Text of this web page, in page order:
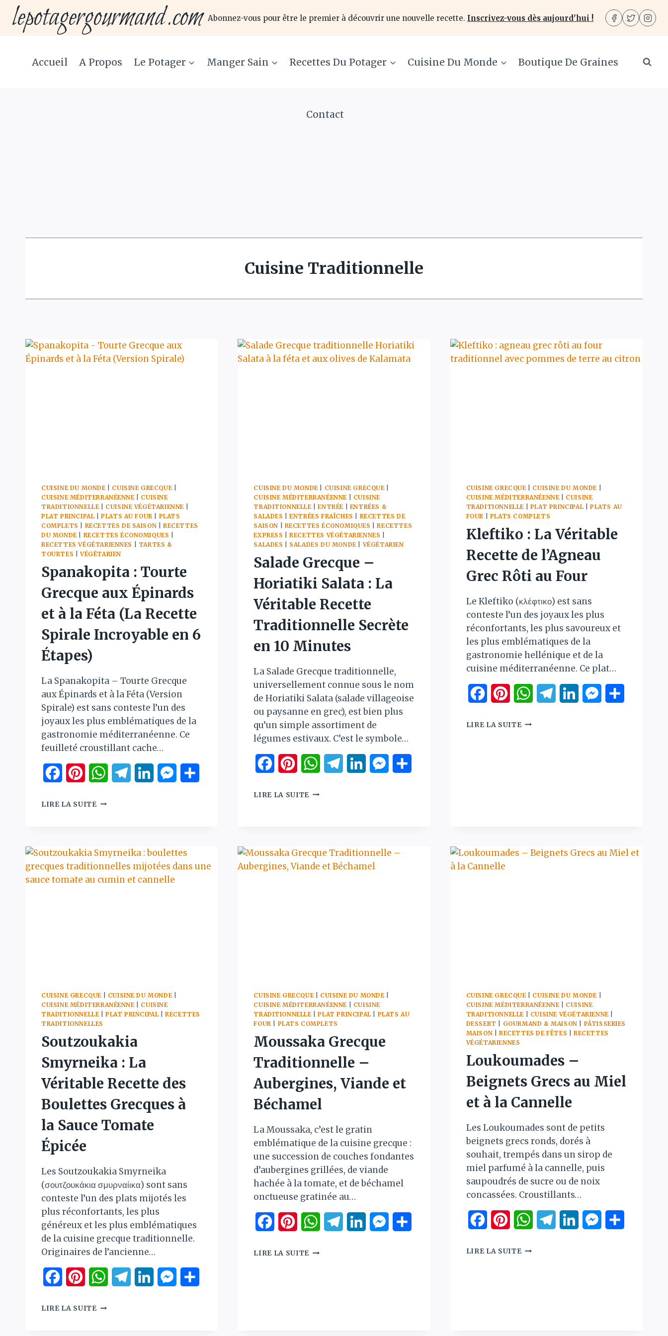
Aller
contenu
lepotagergourmand.com Abonnez-vous pour être le premier à découvrir une nouvelle recette. Inscrivez-vous dès aujourd'hui !
Accueil A Propos Le Potager Manger Sain Recettes Du Potager Cuisine Du Monde Boutique De Graines
Contact
Cuisine Traditionnelle
CUISINE DU MONDE| CUISINE GRECQUE|
CUISINE MÉDITERRANÉENNE| CUISINE
TRADITIONNELLE| CUISINE VÉGÉTARIENNE
PLAT PRINCIPAL |PLATS AU FOUR
PLATS
COMPLETS
RECETTES DE SAISON |RECETTES
DU MONDE| RECETTES ÉCONOMIQUES
RECETTES VÉGÉTARIENNES
TARTES &
TOURTES |VÉGÉTARIEN
Spanakopita : Tourte
Grecque aux Épinards
et à la Féta (La Recette
Spirale Incroyable en 6
Étapes)
La Spanakopita – Tourte Grecque
aux Épinards et à la Féta (Version
Spirale) est sans conteste l’un des
joyaux les plus emblématiques de la
gastronomie méditerranéenne. Ce
feuilleté croustillant cache…
FacebookPinterestWhatsAppTelegramLinkedInMessenger
LIRE LA SUITESPANAKOPITA
ÉPINARDS
ET
LA
CUISINE DU MONDE| CUISINE GRECQUE|
CUISINE MÉDITERRANÉENNE
CUISINE
TRADITIONNELLE|ENTRÉE
ENTRÉES &
SALADES |ENTRÉES FRAÎCHES
RECETTES DE
SAISON
RECETTES ÉCONOMIQUES |RECETTES
EXPRESS |RECETTES VÉGÉTARIENNES
SALADES
SALADES DU MONDE|VÉGÉTARIEN
Salade Grecque –
Horiatiki Salata : La
Véritable Recette
Traditionnelle Secrète
en 10 Minutes
La Salade Grecque traditionnelle,
universellement connue sous le nom
de Horiatiki Salata (salade villageoise
ou paysanne en grec), est bien plus
qu’un simple assortiment de
légumes estivaux. C’est le symbole…
FacebookPinterestWhatsAppTelegramLinkedInMessenger
LIRE LA SUITE SALADE
LA
VÉRITABLE
CUISINE GRECQUE| CUISINE DU MONDE|
CUISINE MÉDITERRANÉENNE| CUISINE
TRADITIONNELLE
PLAT PRINCIPAL
PLATS AU
FOUR
PLATS COMPLETS
Kleftiko : La Véritable
Recette de l’Agneau
Grec Rôti au Four
Le Kleftiko (κλέφτικο) est sans
conteste l’un des joyaux les plus
réconfortants, les plus savoureux et
les plus emblématiques de la
gastronomie hellénique et de la
cuisine méditerranéenne. Ce plat…
FacebookPinterestWhatsAppTelegramLinkedInMessenger
LIRE LA SUITEKLEFTIKO
CUISINE GRECQUE| CUISINE DU MONDE|
CUISINE MÉDITERRANÉENNE| CUISINE
TRADITIONNELLE|PLAT PRINCIPAL |RECETTES
TRADITIONNELLES
Soutzoukakia
Smyrneika : La
Véritable Recette des
Boulettes Grecques à
la Sauce Tomate
Épicée
Les Soutzoukakia Smyrneika
(σουτζουκάκια σμυρναίικα) sont sans
conteste l’un des plats mijotés les
plus réconfortants, les plus
généreux et les plus emblématiques
de la cuisine grecque traditionnelle.
Originaires de l’ancienne…
FacebookPinterestWhatsAppTelegramLinkedInMessenger
LIRE LA SUITESOUTZOUKAKIA
CUISINE GRECQUE| CUISINE DU MONDE|
CUISINE MÉDITERRANÉENNE
CUISINE
TRADITIONNELLE|PLAT PRINCIPAL
PLATS AU
FOUR
PLATS COMPLETS
Moussaka Grecque
Traditionnelle –
Aubergines, Viande et
Béchamel
La Moussaka, c’est le gratin
emblématique de la cuisine grecque :
une succession de couches fondantes
d’aubergines grillées, de viande
hachée à la tomate, et de béchamel
onctueuse gratinée au…
FacebookPinterestWhatsAppTelegramLinkedInMessenger
LIRE LA SUITE MOUSSAKA
CUISINE GRECQUE| CUISINE DU MONDE|
CUISINE MÉDITERRANÉENNE| CUISINE
TRADITIONNELLE
CUISINE VÉGÉTARIENNE|
DESSERT
GOURMAND & MAISON
PÂTISSERIES
MAISON |RECETTES DE FÊTES
RECETTES
VÉGÉTARIENNES
Loukoumades –
Beignets Grecs au Miel
et à la Cannelle
Les Loukoumades sont de petits
beignets grecs ronds, dorés à
souhait, trempés dans un sirop de
miel parfumé à la cannelle, puis
saupoudrés de sucre ou de noix
concassées. Croustillants…
FacebookPinterestWhatsAppTelegramLinkedInMessenger
LIRE LA SUITELOUKOUMADES